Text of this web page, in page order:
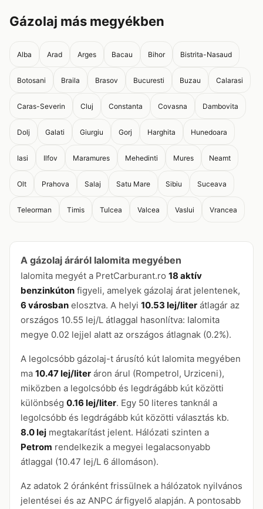
Gázolaj más megyékben
Alba Arad Arges Bacau Bihor Bistrita-Nasaud
Botosani Braila Brasov Bucuresti Buzau Calarasi
Caras-Severin Cluj Constanta Covasna Dambovita
Dolj Galati Giurgiu Gorj Harghita Hunedoara
Iasi Ilfov Maramures Mehedinti Mures Neamt
Olt Prahova Salaj Satu Mare Sibiu Suceava
Teleorman Timis Tulcea Valcea Vaslui Vrancea
A gázolaj áráról Ialomita megyében
Ialomita megyét a PretCarburant.ro 18 aktív
benzinkúton figyeli, amelyek gázolaj árat jelentenek,
6 városban elosztva. A helyi 10.53 lej/liter átlagár az
országos 10.55 lej/L átlaggal hasonlítva: Ialomita
megye 0.02 lejjel alatt az országos átlagnak (0.2%).
A legolcsóbb gázolaj-t árusító kút Ialomita megyében
ma 10.47 lej/liter áron árul (Rompetrol, Urziceni),
miközben a legolcsóbb és legdrágább kút közötti
különbség 0.16 lej/liter. Egy 50 literes tanknál a
legolcsóbb és legdrágább kút közötti választás kb.
8.0 lej megtakarítást jelent. Hálózati szinten a
Petrom rendelkezik a megyei legalacsonyabb
átlaggal (10.47 lej/L 6 állomáson).
Az adatok 2 óránként frissülnek a hálózatok nyilvános
jelentései és az ANPC árfigyelő alapján. A pontosabb